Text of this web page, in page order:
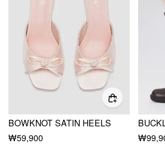
BOWKNOT SATIN HEELS
₩59,900